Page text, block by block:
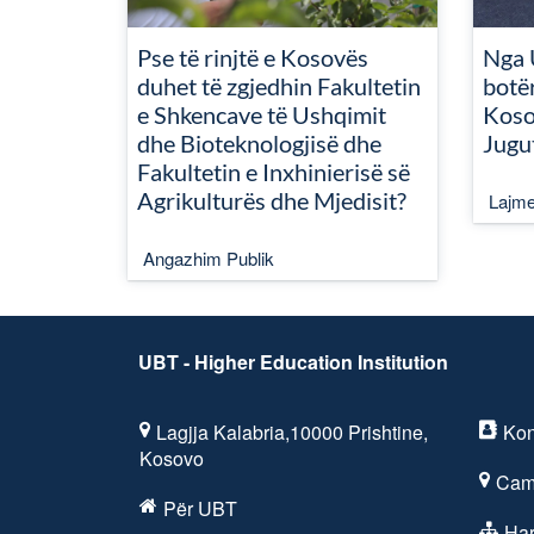
Pse të rinjtë e Kosovës
duhet të zgjedhin Fakultetin
e Shkencave të Ushqimit
dhe Bioteknologjisë dhe
Fakultetin e Inxhinierisë së
Agrikulturës dhe Mjedisit?
Angazhim Publik
Nga
UBT - Higher Education Institution
Lagjja Kalabria,10000 Prishtine,
Kosovo
Për UBT